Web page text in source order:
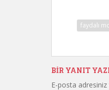
faydalı
BIR YANIT
E-posta adresiniz